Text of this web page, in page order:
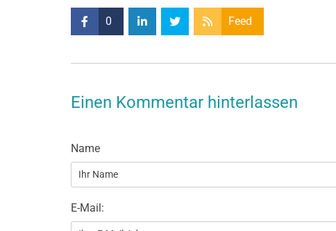
0 Feed
Einen Kommentar hinterlassen
Name
E-Mail: